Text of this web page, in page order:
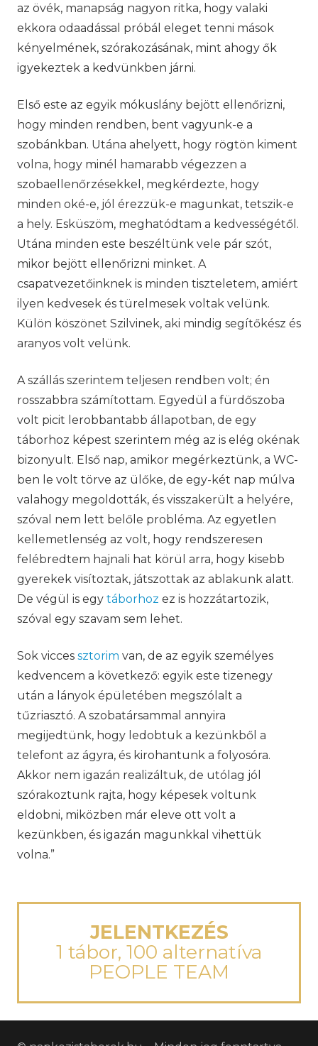
az övék, manapság nagyon ritka, hogy valaki
ekkora odaadással próbál eleget tenni mások
kényelmének, szórakozásának, mint ahogy ők
igyekeztek a kedvünkben járni.
Első este az egyik mókuslány bejött ellenőrizni,
hogy minden rendben, bent vagyunk-e a
szobánkban. Utána ahelyett, hogy rögtön kiment
volna, hogy minél hamarabb végezzen a
szobaellenőrzésekkel, megkérdezte, hogy
minden oké-e, jól érezzük-e magunkat, tetszik-e
a hely. Esküszöm, meghatódtam a kedvességétől.
Utána minden este beszéltünk vele pár szót,
mikor bejött ellenőrizni minket. A
csapatvezetőinknek is minden tiszteletem, amiért
ilyen kedvesek és türelmesek voltak velünk.
Külön köszönet Szilvinek, aki mindig segítőkész és
aranyos volt velünk.
A szállás szerintem teljesen rendben volt; én
rosszabbra számítottam. Egyedül a fürdőszoba
volt picit lerobbantabb állapotban, de egy
táborhoz képest szerintem még az is elég okénak
bizonyult. Első nap, amikor megérkeztünk, a WC-
ben le volt törve az ülőke, de egy-két nap múlva
valahogy megoldották, és visszakerült a helyére,
szóval nem lett belőle probléma. Az egyetlen
kellemetlenség az volt, hogy rendszeresen
felébredtem hajnali hat körül arra, hogy kisebb
gyerekek visítoztak, játszottak az ablakunk alatt.
De végül is egy táborhoz ez is hozzátartozik,
szóval egy szavam sem lehet.
Sok vicces sztorim van, de az egyik személyes
kedvencem a következő: egyik este tizenegy
után a lányok épületében megszólalt a
tűzriasztó. A szobatársammal annyira
megijedtünk, hogy ledobtuk a kezünkből a
telefont az ágyra, és kirohantunk a folyosóra.
Akkor nem igazán realizáltuk, de utólag jól
szórakoztunk rajta, hogy képesek voltunk
eldobni, miközben már eleve ott volt a
kezünkben, és igazán magunkkal vihettük
volna.”
JELENTKEZÉS
1 tábor, 100 alternatíva
PEOPLE TEAM